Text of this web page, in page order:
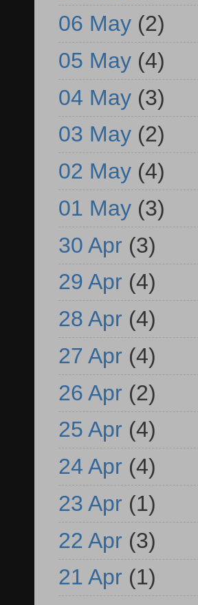
06 May (2)
05 May (4)
04 May (3)
03 May (2)
02 May (4)
01 May (3)
30 Apr (3)
29 Apr (4)
28 Apr (4)
27 Apr (4)
26 Apr (2)
25 Apr (4)
24 Apr (4)
23 Apr (1)
22 Apr (3)
21 Apr (1)